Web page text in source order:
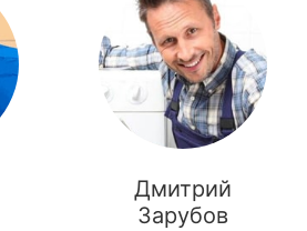
Дмитрий
Зарубов